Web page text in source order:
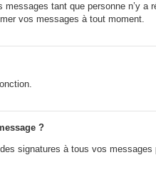
tant que personne n’y
vos messages à tout moment.
?
signatures à tous vos